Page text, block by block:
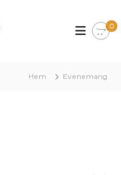
0
Hem Evenemang